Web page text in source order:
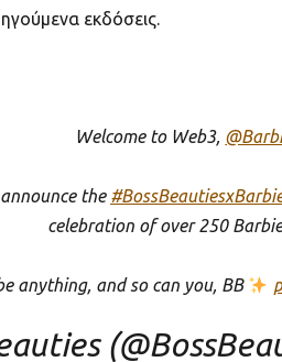
εκδόσεις.
Welcome to Web3,
the
celebration of over 250
anything, and so can you, BB